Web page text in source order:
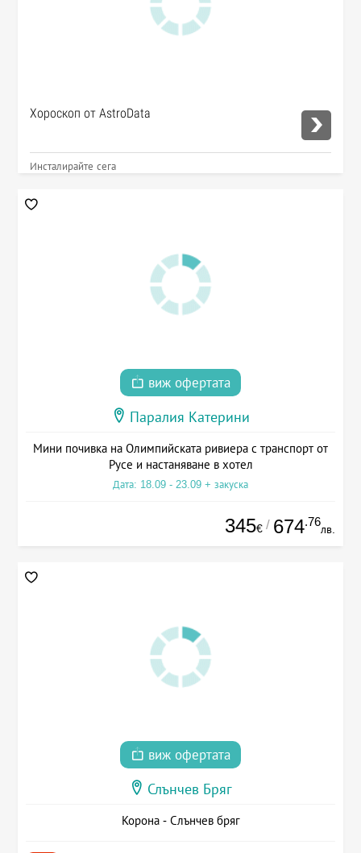
Хороскоп от AstroData
Инсталирайте сега
виж офертата
Паралия Катерини
Мини почивка на Олимпийската ривиера с транспорт от
Русе и настаняване в хотел
Дата: 18.09 - 23.09 + закуска
345€ / 674.76
лв.
виж офертата
Слънчев Бряг
Корона - Слънчев бряг